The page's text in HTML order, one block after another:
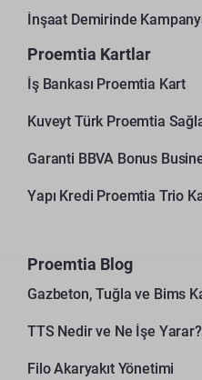
İnşaat Demirinde
Proemtia Kartlar
İş Bankası Proemtia Kart
Kuveyt Türk Proemtia
Garanti BBVA Bonus
Yapı Kredi Proemtia Trio
Proemtia Blog
TTS Nedir ve Ne İşe Yarar?
Filo Akaryakıt Yönetimi